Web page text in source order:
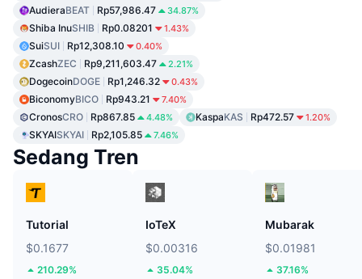
AudieraBEAT Rp57,986.47 34.87%
Shiba InuSHIB Rp0.08201 1.43%
SuiSUI Rp12,308.10 0.40%
ZcashZEC Rp9,211,603.47 2.21%
DogecoinDOGE Rp1,246.32 0.43%
BiconomyBICO Rp943.21 7.40%
CronosCRO Rp867.85 4.48% KaspaKAS Rp472.57 1.20%
SKYAISKYAI Rp2,105.85 7.46%
Sedang Tren
Tutorial
$0.1677
210.29%
IoTeX
$0.00316
35.04%
Mubarak
$0.01981
37.16%